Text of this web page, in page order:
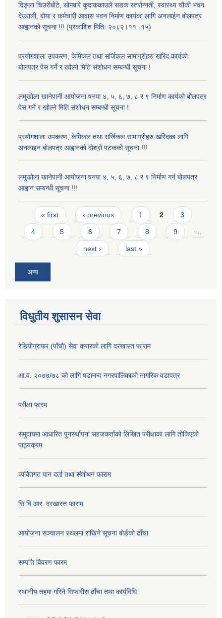
दिङ्ला चिउरीबोटे, सोमबारे कुदाककाउले सडक स्तरोन्नती, स्वास्थ्य चौकी भवन
देउराली, बोया र कर्मचारी आवास भवन निर्माण कार्यका लागि अनलाईन बोलपत्र
आह्वानको सूचना !!! (प्रकाशित मितिः २०८२।११।१५)
प्रयोगशाला उपकरण, केमिकल तथा सर्जिकल सामाग्रीहरु खरिद कार्यको
बोलपत्र पेस गर्ने र खोल्ने मिति संशोधन सम्बन्धी सूचना !
लमुखोला खानेपानी आयोजना षनपा ४, ५, ६, ७, ८ र ९ निर्माण कार्यको बोलपत्र
पेस गर्ने र खोल्ने मिति संशोधन सम्बन्धी सूचना !
प्रयोगशाला उपकरण, केमिकल तथा सर्जिकल सामाग्रीहरु खरिदका लागि
अनलाइन बोलपत्र आह्वानको दोश्रो पटकको सूचना !!!
लमुखोला खानेपानी आयोजना षनपा ४, ५, ६, ७, ८ र ९ निर्माण गर्न बोलपत्र
आह्वान सम्बन्धी सूचना !!!
Pages
« first ‹ previous 1 2 3
4 5 6 7 8 9 …
next › last »
अन्य
विधुतीय शुसासन सेवा
रेडियोग्राफर (पाँचौ) सेवा करारको लागि दरखास्त फाराम
आ.व. २०७७/७८ को लागि षडानन्द नगरपालिकाको नागरिक वडापत्र
परीक्षा फारम
समुदायमा आधारित पुनर्स्थापना सहजकर्ताको लिखित परीक्षाका लागि तोकिएको
पाठ्यक्रम
व्यक्तिगत पान दर्ता तथा संशोधन फाराम
सि.वि.आर. दरखास्त फाराम
आयोजना सञ्चालन स्थलमा राखिने सूचना बोर्डको ढाँचा
सम्पत्ति विवरण फारम
स्थानीय तहमा गरिने सिफारीस ढाँचा तथा कार्यविधि